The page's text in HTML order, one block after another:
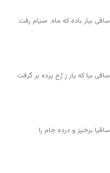
ساقی بیار باده که ماه ِ صیام رفت
ساقی بیا که یار زِ رُخ پرده بر گرفت
ساقیا برخیز و دردِه جام را